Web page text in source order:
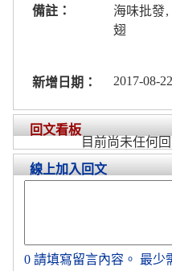
備註：
海味批發
翅
新增日期： 2017-08-
回文看板
目前尚未任何
線上加入回文
0 請填寫留言內容。 最少